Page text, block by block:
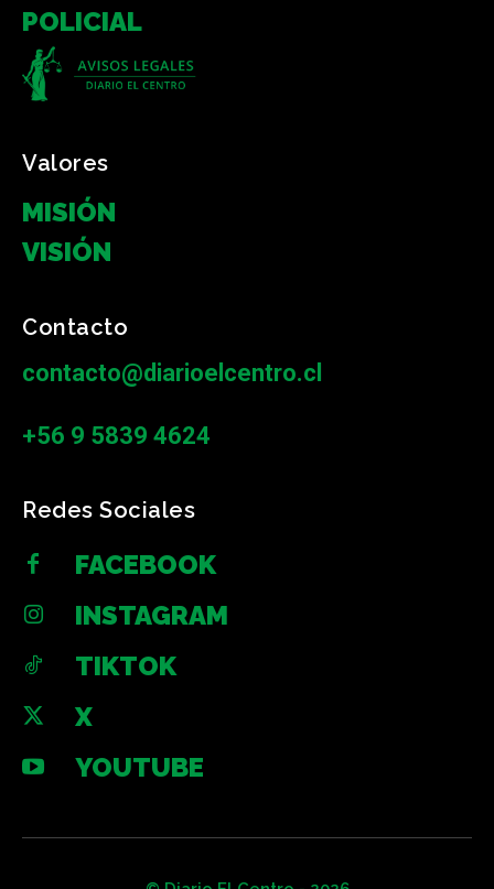
POLICIAL
Valores
MISIÓN
VISIÓN
Contacto
contacto@diarioelcentro.cl
+56 9 5839 4624
Redes Sociales
FACEBOOK
INSTAGRAM
TIKTOK
X
YOUTUBE